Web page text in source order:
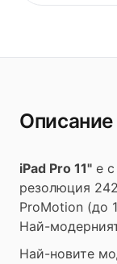
Описание
iPad Pro 11" е с
резолюция
ProMotion (до
Най-
Най-новите